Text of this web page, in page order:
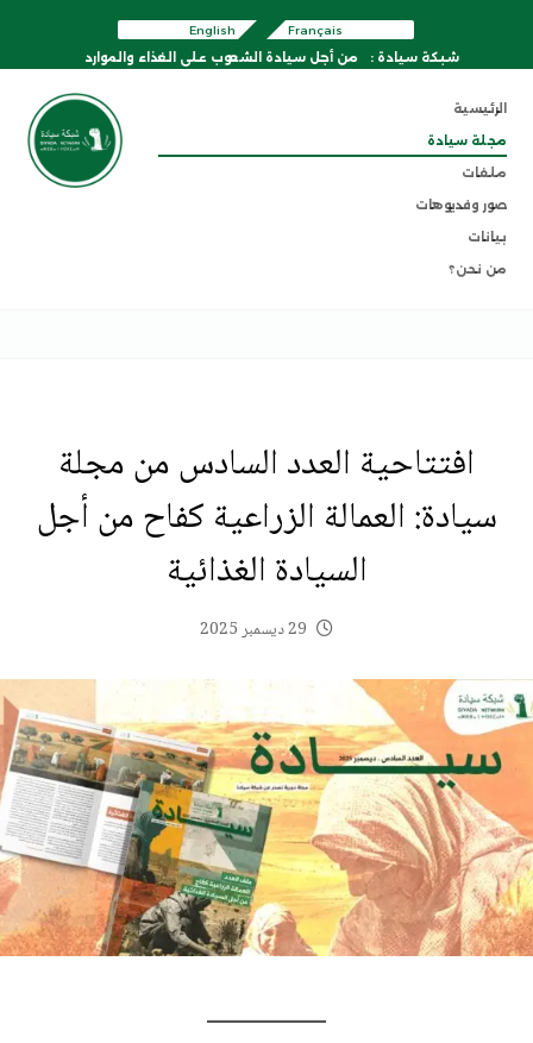
Français
English
شبكة سيادة :
من أجل سيادة الشعوب على الغذاء والموارد
الرئيسية
مجلة سيادة
ملفات
صور وفديوهات
بيانات
من نحن؟
افتتاحية العدد السادس من مجلة
سيادة: العمالة الزراعية كفاح من أجل
السيادة الغذائية
29 ديسمبر 2025